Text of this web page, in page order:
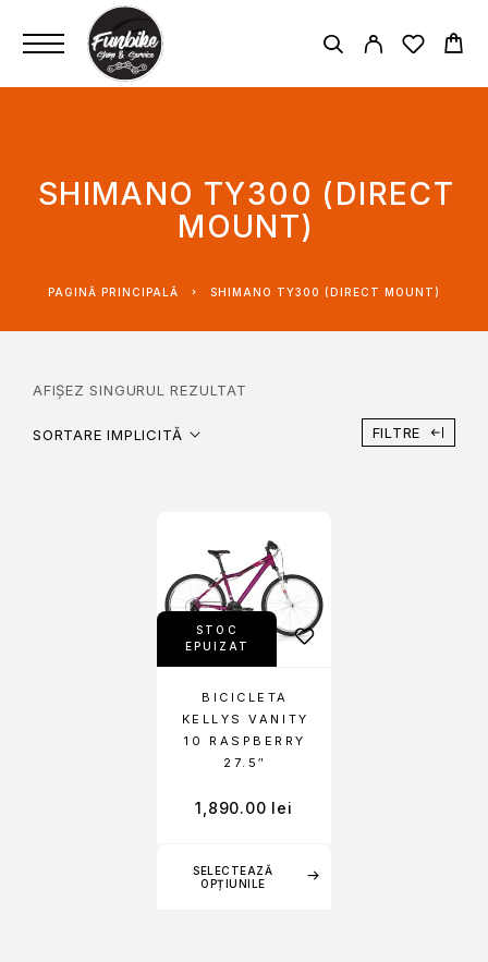
SHIMANO TY300 (DIRECT
MOUNT)
PAGINĂ PRINCIPALĂ SHIMANO TY300 (DIRECT MOUNT)
AFIȘEZ SINGURUL REZULTAT
SORTARE IMPLICITĂ FILTRE
STOC
EPUIZAT
SELECTEAZĂ
OPȚIUNILE
BICICLETA
KELLYS VANITY
10 RASPBERRY
27.5″
1,890.00 lei